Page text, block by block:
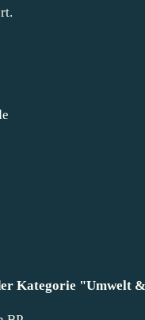
Kategorie "Umwelt